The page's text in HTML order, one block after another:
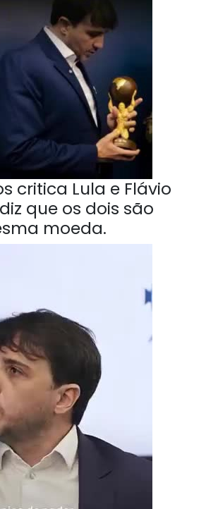
critica Lula e Flávio
que os dois são
moeda.